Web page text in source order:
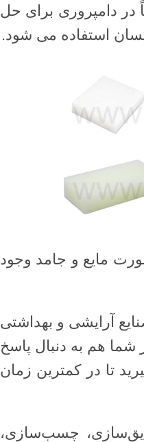
در دامپروری برای حل
استفاده می شود.
مایع و جامد وجود
آرایشی و بهداشتی
هم به دنبال پاسخ
تا در کمترین زمان
چسب‌سازی،